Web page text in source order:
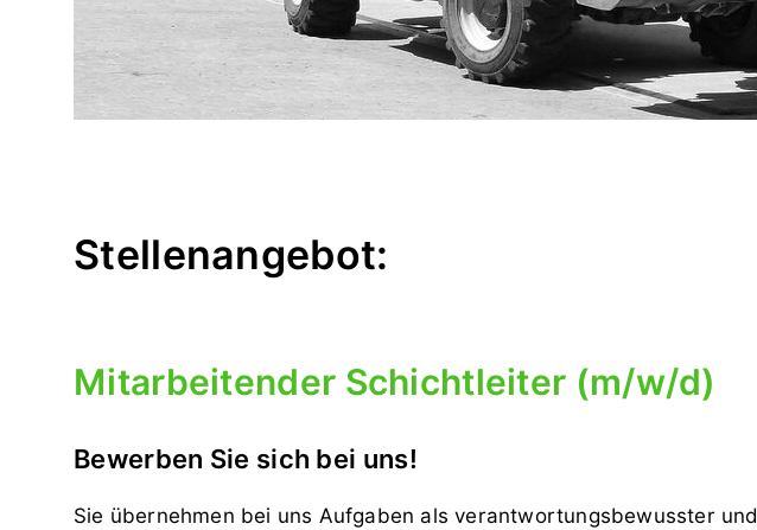
Stellenangebot:
Mitarbeitender Schichtleiter (m/w/d)
Bewerben Sie sich bei uns!
Sie übernehmen bei uns Aufgaben als verantwortungsbewusster und